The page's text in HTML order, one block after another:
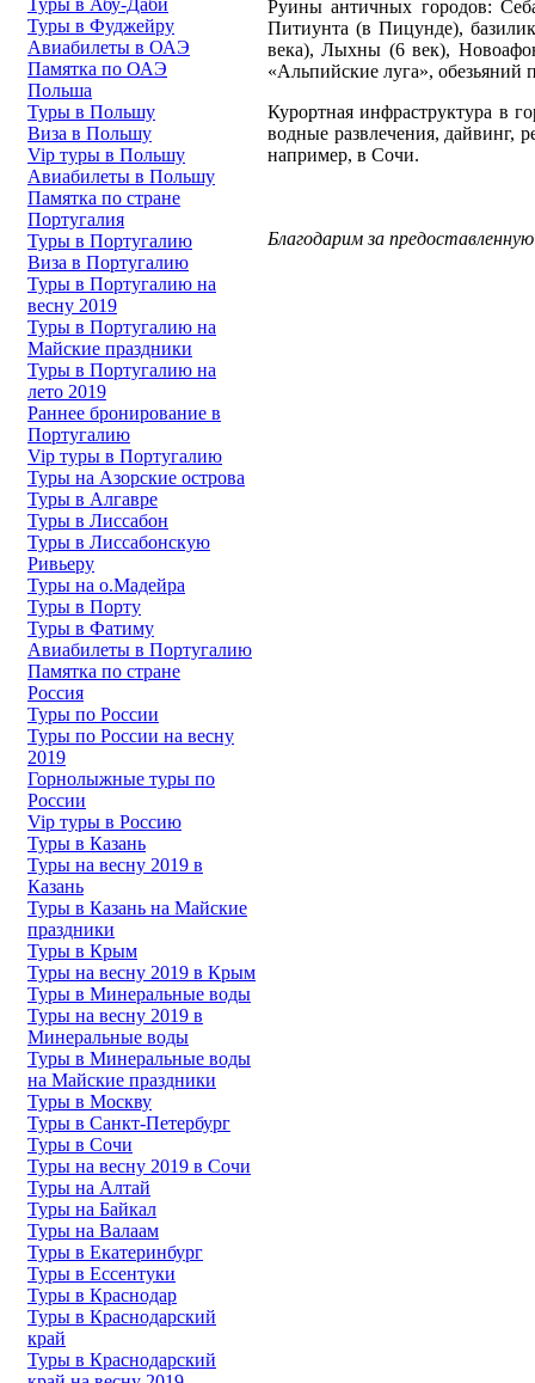
Туры в Абу-Даби
Туры в Фуджейру
Авиабилеты в ОАЭ
Памятка по ОАЭ
Польша
Туры в Польшу
Виза в Польшу
Vip туры в Польшу
Авиабилеты в Польшу
Памятка по стране
Португалия
Туры в Португалию
Виза в Португалию
Туры в Португалию на
весну 2019
Туры в Португалию на
Майские праздники
Туры в Португалию на
лето 2019
Раннее бронирование в
Португалию
Vip туры в Португалию
Туры на Азорские острова
Туры в Алгавре
Туры в Лиссабон
Туры в Лиссабонскую
Ривьеру
Туры на о.Мадейра
Туры в Порту
Туры в Фатиму
Авиабилеты в Португалию
Памятка по стране
Россия
Туры по России
Туры по России на весну
2019
Горнолыжные туры по
России
Vip туры в Россию
Туры в Казань
Туры на весну 2019 в
Казань
Туры в Казань на Майские
праздники
Туры в Крым
Туры на весну 2019 в Крым
Туры в Минеральные воды
Туры на весну 2019 в
Минеральные воды
Туры в Минеральные воды
на Майские праздники
Туры в Москву
Туры в Санкт-Петербург
Туры в Сочи
Туры на весну 2019 в Сочи
Туры на Алтай
Туры на Байкал
Туры на Валаам
Туры в Екатеринбург
Туры в Ессентуки
Туры в Краснодар
Туры в Краснодарский
край
Туры в Краснодарский
Руины античных городов:
Питиунта (в Пицунде),
века), Лыхны (6 век),
«Альпийские луга»,
Курортная инфраструктура в
водные развлечения, дайвинг,
например, в Сочи.
Благодарим за